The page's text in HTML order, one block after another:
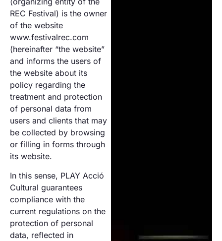
Ecological footprint
Projections
Pantalla
Tarraco
Local Talent
RecXics
One to one
RECLab 10!
@panoramica
REC Festival) is the owner
of the website
www.festivalrec.com
(hereinafter “the website”
and informs the users of
the website about its
policy regarding the
treatment and protection
of personal data from
users and clients that may
be collected by browsing
or filling in forms through
its website.
In this sense, PLAY Acció
Cultural guarantees
compliance with the
current regulations on the
protection of personal
data, reflected in